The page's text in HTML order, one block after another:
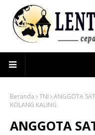
Beranda TNI
ANGGOTA
KOLANG KALING
ANGGOTA